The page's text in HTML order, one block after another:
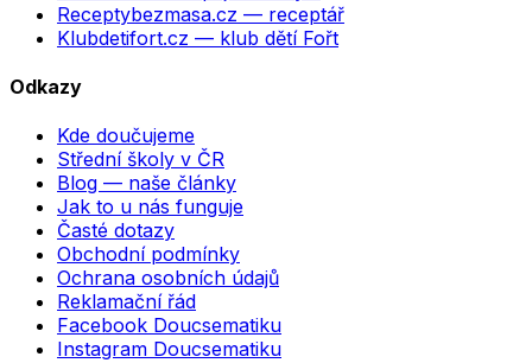
Receptybezmasa.cz — receptář
Klubdetifort.cz — klub dětí Fořt
Odkazy
Kde doučujeme
Střední školy v ČR
Blog — naše články
Jak to u nás funguje
Časté dotazy
Obchodní podmínky
Ochrana osobních údajů
Reklamační řád
Facebook Doucsematiku
Instagram Doucsematiku